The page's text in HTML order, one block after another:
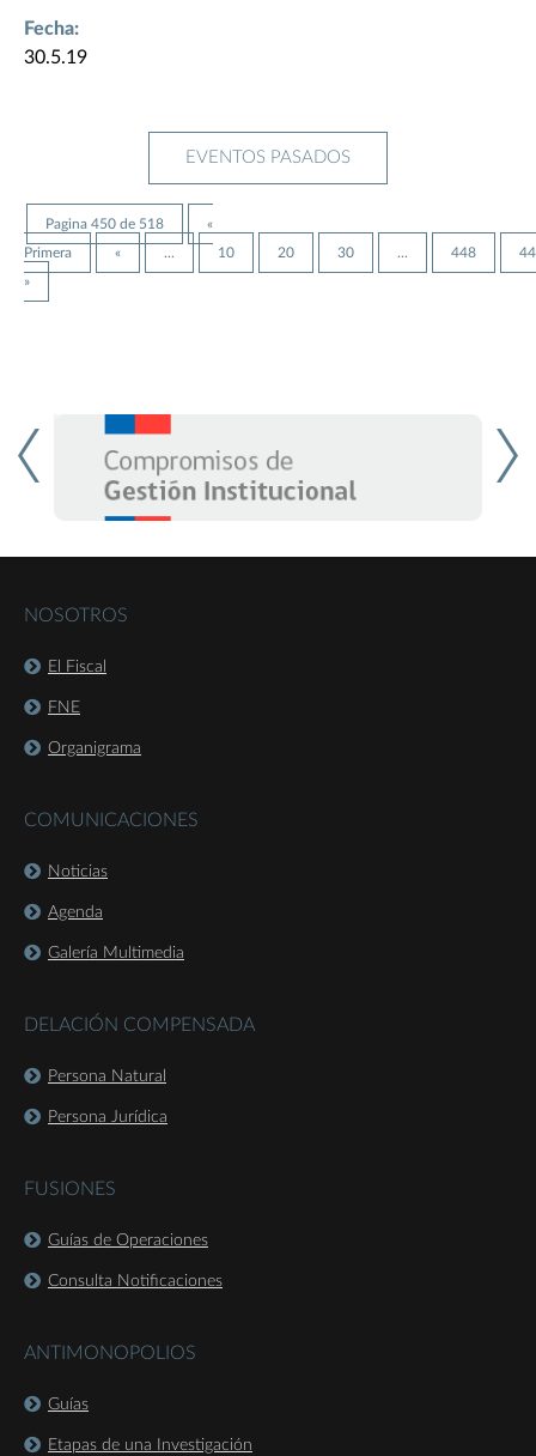
Fecha:
30.5.19
EVENTOS PASADOS
Pagina 450 de 518
«
Primera
« ... 10 20 30 ... 448
»
NOSOTROS
El Fiscal
FNE
Organigrama
COMUNICACIONES
Noticias
Agenda
Galería Multimedia
DELACIÓN COMPENSADA
Persona Natural
Persona Jurídica
FUSIONES
Guías de Operaciones
Consulta Notificaciones
ANTIMONOPOLIOS
Guías
Etapas de una Investigación